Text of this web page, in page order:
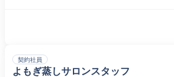
契約社員
よもぎ蒸しサロンスタッフ